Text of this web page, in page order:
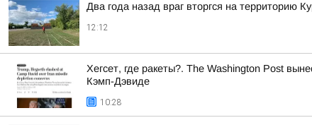
Два года назад враг вторгся на территорию
12:12
Хегсет, где ракеты?. The Washington Post
Кэмп-Дэвиде
10:28